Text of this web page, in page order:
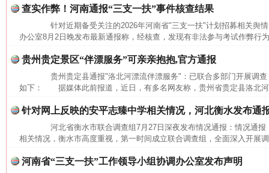
查实作弊！河南通报“三支一扶”事件核查结果
针对近期备受关注的2026年河南省"三支一扶"计划招募相关舆
办公室8月2日晚发布最新通报称，经核查，发现有非法参与考试作弊行
贵州贵定景区“伴漂服务”可亲亲抱抱,官方通报
贵州贵定县通报"洛北河漂流伴漂服务"：已联合多部门开展调查
如下： 据媒体此前报道，近日，有多名网友称，贵州省贵定县洛北
针对网上反映的安平志臻中学相关情况，河北衡水发布通
河北省衡水市联合调查组7月27日深夜发布情况通报：情况通
相关情况，衡水市高度重视，第一时间成立联合调查组，全面深入开展
河南省“三支一扶”工作领导小组协调办公室发布声明